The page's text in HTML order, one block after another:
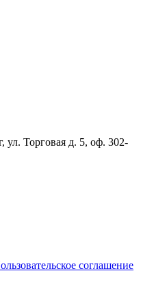
ул. Торговая д. 5, оф. 302-
соглашение